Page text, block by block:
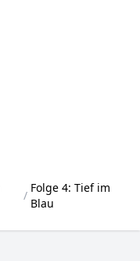
Folge 4: Tief im
Blau